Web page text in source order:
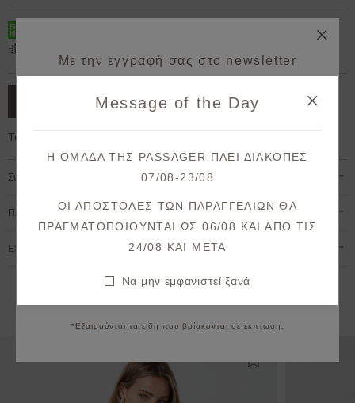
ΠΡΟΣΘΗΚΗ ΣΤΟ ΚΑΛΑΘΙ
Το μοντέλο έχει ύψος 1,78cm και φοράει S
Σύνθεση & Φροντίδα
Πληρωμή & Αποστολή
Επιστροφές & Ακυρώσεις
Εναλλακτικές προτάσεις
Με την εγγραφή σας στο newsletter
στην πρώτη σας παραγγελία!
παραλαβές & μοναδικές προσφορές.
Συμφωνώ με τους όρους και προϋποθέσεις
*Εξαιρούνται τα είδη που βρίσκονται σε έκπτωση.
Message of the Day
Η ΟΜΑΔΑ ΤΗΣ PASSAGER ΠΑΕΙ ΔΙΑΚΟΠΕΣ
07/08-23/08
ΟΙ ΑΠΟΣΤΟΛΕΣ ΤΩΝ ΠΑΡΑΓΓΕΛΙΩΝ ΘΑ
ΠΡΑΓΜΑΤΟΠΟΙΟΥΝΤΑΙ ΩΣ 06/08 ΚΑΙ ΑΠΟ ΤΙΣ
24/08 KAI META
Να μην εμφανιστεί ξανά